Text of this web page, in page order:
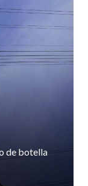
de botella